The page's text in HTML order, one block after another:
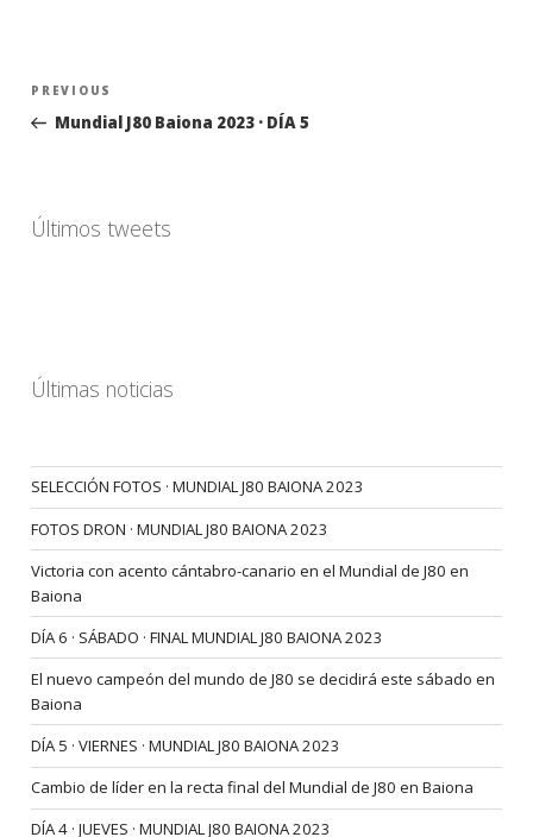
Navegación
entradas
Previous
Post
PREVIOUS
Mundial J80 Baiona 2023 · DÍA 5
Últimos tweets
Últimas noticias
SELECCIÓN FOTOS · MUNDIAL J80 BAIONA 2023
FOTOS DRON · MUNDIAL J80 BAIONA 2023
Victoria con acento cántabro-canario en el Mundial de J80 en
Baiona
DÍA 6 · SÁBADO · FINAL MUNDIAL J80 BAIONA 2023
El nuevo campeón del mundo de J80 se decidirá este sábado en
Baiona
DÍA 5 · VIERNES · MUNDIAL J80 BAIONA 2023
Cambio de líder en la recta final del Mundial de J80 en Baiona
DÍA 4 · JUEVES · MUNDIAL J80 BAIONA 2023